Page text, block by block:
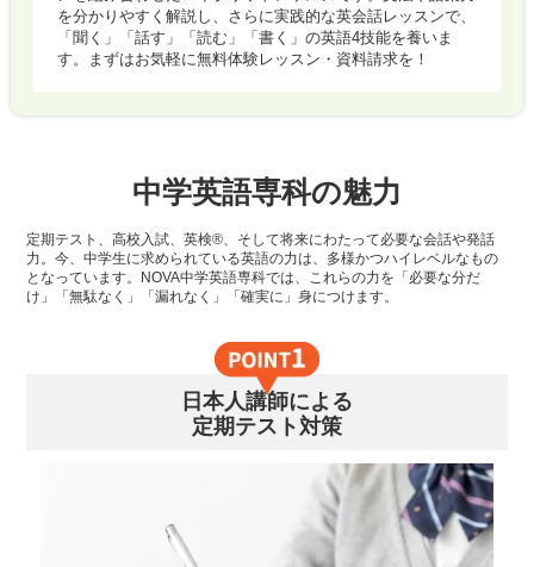
を分かりやすく解説し、さらに実践的な英会話レッスンで、
「聞く」「話す」「読む」「書く」の英語4技能を養いま
す。まずはお気軽に無料体験レッスン・資料請求を！
中学英語専科の魅力
定期テスト、高校入試、英検®、そして将来にわたって必要な会話や発話
力。今、中学生に求められている英語の力は、多様かつハイレベルなもの
となっています。NOVA中学英語専科では、これらの力を「必要な分だ
け」「無駄なく」「漏れなく」「確実に」身につけます。
日本人講師による
定期テスト対策